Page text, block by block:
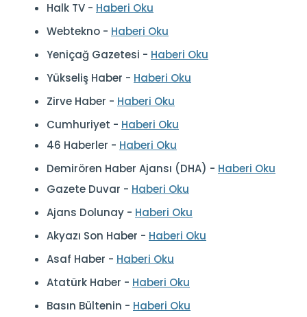
Halk TV - Haberi Oku
Webtekno - Haberi Oku
Yeniçağ Gazetesi - Haberi Oku
Yükseliş Haber - Haberi Oku
Zirve Haber - Haberi Oku
Cumhuriyet - Haberi Oku
46 Haberler - Haberi Oku
Demirören Haber Ajansı (DHA) - Haberi Oku
Gazete Duvar - Haberi Oku
Ajans Dolunay - Haberi Oku
Akyazı Son Haber - Haberi Oku
Asaf Haber - Haberi Oku
Atatürk Haber - Haberi Oku
Basın Bültenin - Haberi Oku